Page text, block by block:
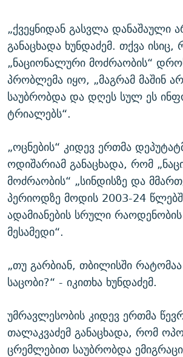
„ქვეყნიდან გასვლა დანაშაული
განაცხადა ხუნდაძემ. თქვა ისიც,
„ნაციონალური მოძრაობის“
პრობლემა იყო, „მაგრამ მაშინ
საუბრობდა და დღეს სულ ეს
ტრიალებს“.
„ოცნების“ კიდევ ერთმა
ოდიშარიამ განაცხადა, რომ
მოძრაობის“ „სინდისზე და
პერიოდზე მოდის 2003-24
ადამიანების სრული
მესამედი“.
„თუ გარბიან, თბილისში
საცობი?“ - იკითხა ხუნდაძემ.
უმრავლესობის კიდევ ერთმა
თალაკვაძემ განაცხადა, რომ
ცრემლებით საუბრობდა